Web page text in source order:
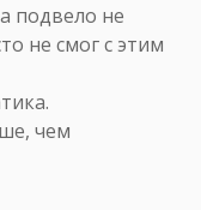
подвело не
не смог с этим
чем